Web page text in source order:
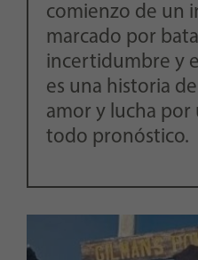
comienzo de un
marcado por
incertidumbre y
es una historia
amor y lucha
todo pronóstico.